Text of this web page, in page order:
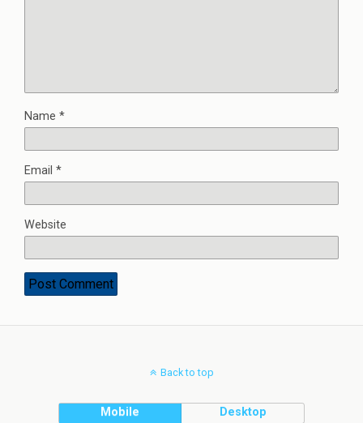
Name *
Email *
Website
Back to top
Mobile Desktop